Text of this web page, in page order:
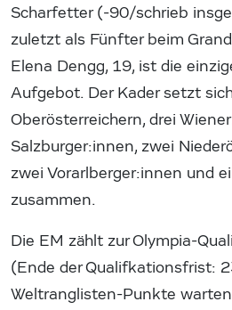
Scharfetter (-90/schrieb
zuletzt als Fünfter beim
Elena Dengg, 19, ist die
Aufgebot. Der Kader setzt
Oberösterreichern, drei
Salzburger:innen, zwei
zwei Vorarlberger:innen und
zusammen.
Die EM zählt zur Olympia-
(Ende der Qualifkationsfrist:
Weltranglisten-Punkte